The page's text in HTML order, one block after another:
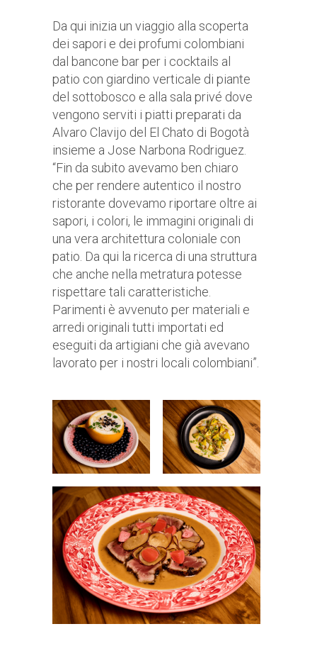
Da qui inizia un viaggio alla scoperta
dei sapori e dei profumi colombiani
dal bancone bar per i cocktails al
patio con giardino verticale di piante
del sottobosco e alla sala privé dove
vengono serviti i piatti preparati da
Alvaro Clavijo del El Chato di Bogotà
insieme a Jose Narbona Rodriguez.
“Fin da subito avevamo ben chiaro
che per rendere autentico il nostro
ristorante dovevamo riportare oltre ai
sapori, i colori, le immagini originali di
una vera architettura coloniale con
patio. Da qui la ricerca di una struttura
che anche nella metratura potesse
rispettare tali caratteristiche.
Parimenti è avvenuto per materiali e
arredi originali tutti importati ed
eseguiti da artigiani che già avevano
lavorato per i nostri locali colombiani”.